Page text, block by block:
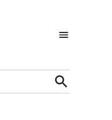
Open
Search